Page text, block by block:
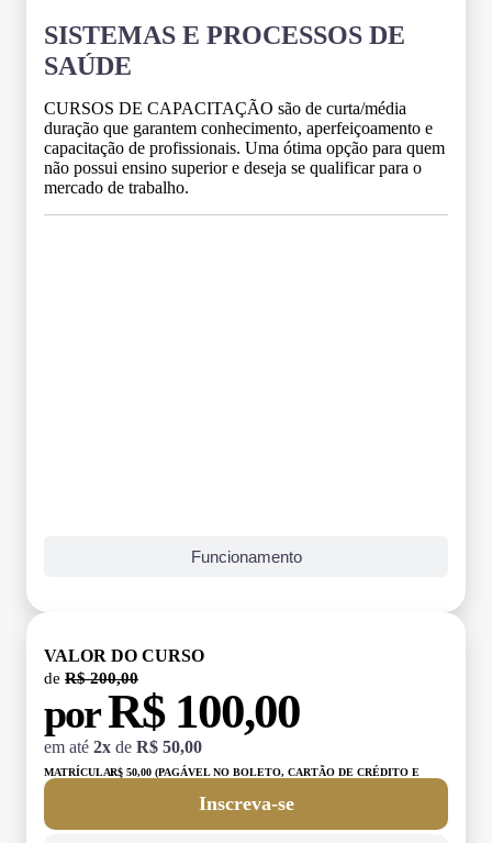
SISTEMAS E PROCESSOS DE
SAÚDE
CURSOS DE CAPACITAÇÃO são de curta/média
duração que garantem conhecimento, aperfeiçoamento e
capacitação de profissionais. Uma ótima opção para quem
não possui ensino superior e deseja se qualificar para o
mercado de trabalho.
Funcionamento
VALOR DO CURSO
de R$ 200,00
porR$ 100,00
em até 2x de R$ 50,00
MATRÍCULA:R$ 50,00 (PAGÁVEL NO BOLETO, CARTÃO DE CRÉDITO E
Inscreva-se